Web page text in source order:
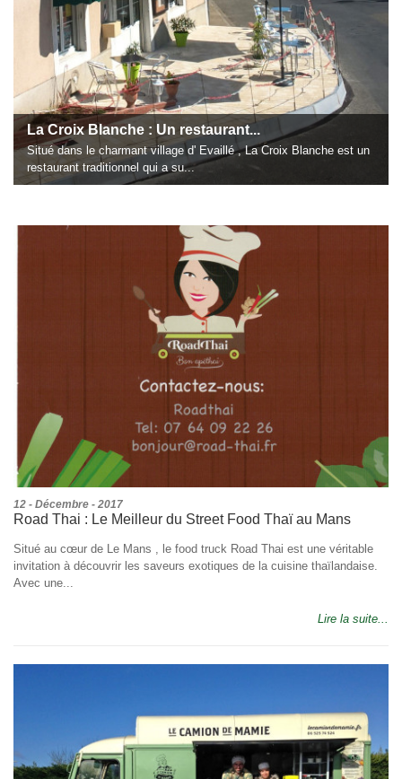
La Croix Blanche : Un restaurant...
Situé dans le charmant village d' Evaillé , La Croix Blanche est un
restaurant traditionnel qui a su...
12 - Décembre - 2017
Road Thai : Le Meilleur du Street Food Thaï au Mans
Situé au cœur de Le Mans , le food truck Road Thai est une véritable
invitation à découvrir les saveurs exotiques de la cuisine thaïlandaise.
Avec une...
Lire la suite...